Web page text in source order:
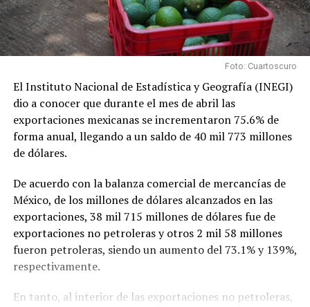
Foto: Cuartoscuro
El Instituto Nacional de Estadística y Geografía (INEGI)
dio a conocer que durante el mes de abril las
exportaciones mexicanas se incrementaron 75.6% de
forma anual, llegando a un saldo de 40 mil 773 millones
de dólares.
De acuerdo con la balanza comercial de mercancías de
México, de los millones de dólares alcanzados en las
exportaciones, 38 mil 715 millones de dólares fue de
exportaciones no petroleras y otros 2 mil 58 millones
fueron petroleras, siendo un aumento del 73.1% y 139%,
respectivamente.
En tanto, al interior de las exportaciones no petroleras,